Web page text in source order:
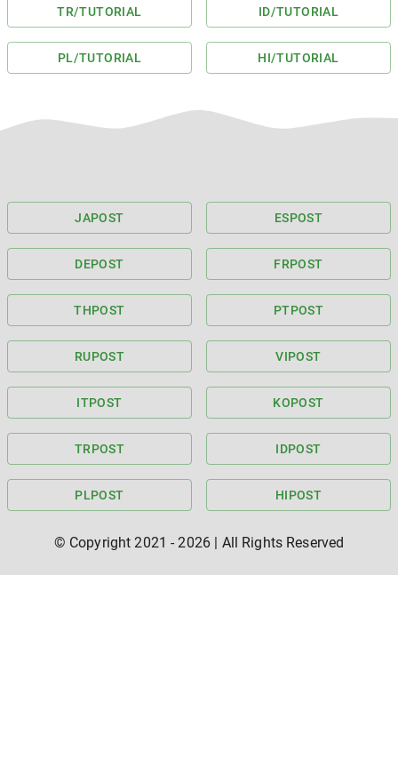
TR/TUTORIAL ID/TUTORIAL
PL/TUTORIAL HI/TUTORIAL
JAPOST ESPOST
DEPOST FRPOST
THPOST PTPOST
RUPOST VIPOST
ITPOST KOPOST
TRPOST IDPOST
PLPOST HIPOST
© Copyright 2021 - 2026 | All Rights Reserved